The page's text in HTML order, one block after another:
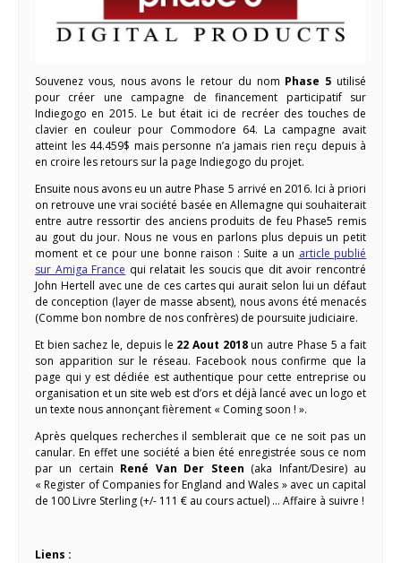
Souvenez vous, nous avons le retour du nom Phase 5 utilisé
pour créer une campagne de financement participatif sur
Indiegogo en 2015. Le but était ici de recréer des touches de
clavier en couleur pour Commodore 64. La campagne avait
atteint les 44.459$ mais personne n’a jamais rien reçu depuis à
en croire les retours sur la page Indiegogo du projet.
Ensuite nous avons eu un autre Phase 5 arrivé en 2016. Ici à priori
on retrouve une vrai société basée en Allemagne qui souhaiterait
entre autre ressortir des anciens produits de feu Phase5 remis
au gout du jour. Nous ne vous en parlons plus depuis un petit
moment et ce pour une bonne raison : Suite a un article publié
sur Amiga France qui relatait les soucis que dit avoir rencontré
John Hertell avec une de ces cartes qui aurait selon lui un défaut
de conception (layer de masse absent), nous avons été menacés
(Comme bon nombre de nos confrères) de poursuite judiciaire.
Et bien sachez le, depuis le 22 Aout 2018un autre Phase 5 a fait
son apparition sur le réseau. Facebook nous confirme que la
page qui y est dédiée est authentique pour cette entreprise ou
organisation et un site web est d’ors et déjà lancé avec un logo et
un texte nous annonçant fièrement « Coming soon ! ».
Après quelques recherches il semblerait que ce ne soit pas un
canular. En effet une société a bien été enregistrée sous ce nom
par un certain René Van Der Steen (aka Infant/Desire) au
« Register of Companies for England and Wales » avec un capital
de 100 Livre Sterling (+/- 111 € au cours actuel) … Affaire à suivre !
Liens :